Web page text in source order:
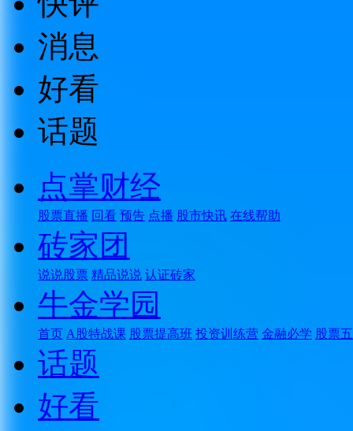
消息
好看
话题
点掌财经
股票直播 回看 预告 点播 股市快讯 在线帮助
砖家团
说说股票 精品说说 认证砖家
牛金学园
首页 A股特战课 股票提高班 投资训练营 金融必学 股票
话题
好看